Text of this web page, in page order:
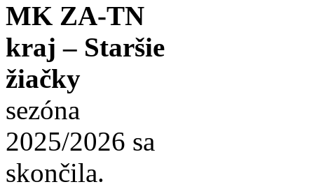
MK ZA-TN
kraj – Staršie
žiačky
sezóna
2025/2026 sa
skončila.